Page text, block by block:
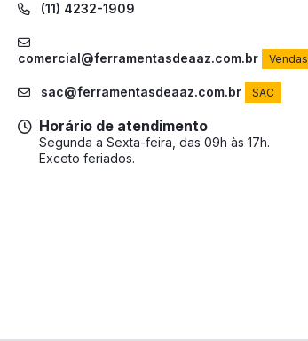
(11) 4232-1909
comercial@ferramentasdeaaz.com.br Vendas
sac@ferramentasdeaaz.com.br SAC
Horário de atendimento
Segunda a Sexta-feira, das 09h às 17h.
Exceto feriados.